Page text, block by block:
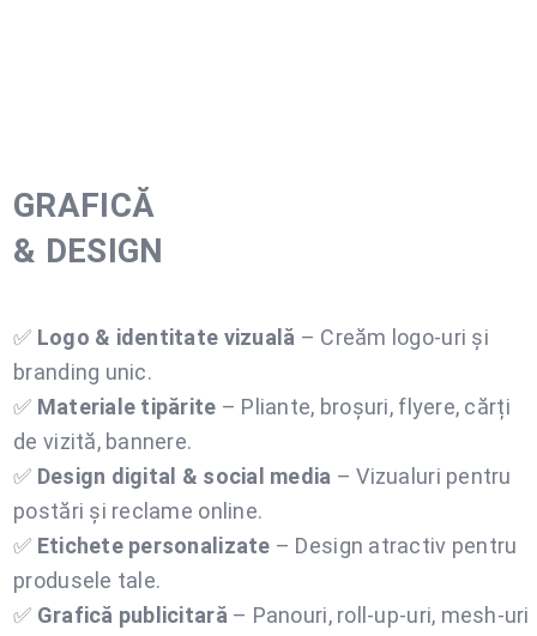
GRAFICĂ
& DESIGN
✅ Logo & identitate vizuală – Creăm logo-uri și
branding unic.
✅ Materiale tipărite – Pliante, broșuri, flyere, cărți
de vizită, bannere.
✅ Design digital & social media – Vizualuri pentru
postări și reclame online.
✅ Etichete personalizate – Design atractiv pentru
produsele tale.
✅ Grafică publicitară – Panouri, roll-up-uri, mesh-uri